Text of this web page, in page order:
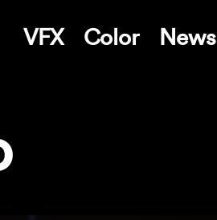
VFX Color News